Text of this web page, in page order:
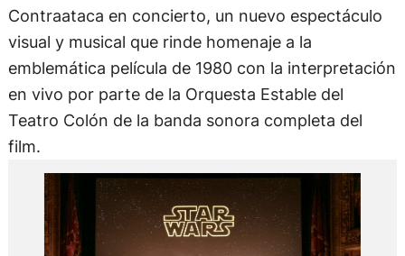
Contraataca en concierto, un nuevo espectáculo
visual y musical que rinde homenaje a la
emblemática película de 1980 con la interpretación
en vivo por parte de la Orquesta Estable del
Teatro Colón de la banda sonora completa del
film.